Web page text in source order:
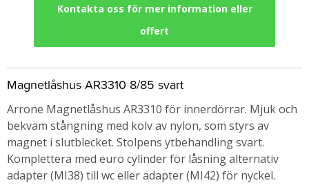
Kontakta oss för mer information eller
offert
Magnetlåshus AR3310 8/85 svart
Arrone Magnetlåshus AR3310 för innerdörrar. Mjuk och
bekväm stångning med kolv av nylon, som styrs av
magnet i slutblecket. Stolpens ytbehandling svart.
Komplettera med euro cylinder för låsning alternativ
adapter (MI38) till wc eller adapter (MI42) för nyckel.